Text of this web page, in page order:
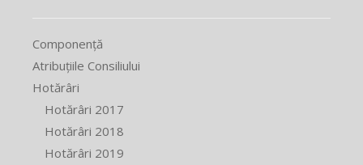
Componență
Atribuțiile Consiliului
Hotărâri
Hotărâri 2017
Hotărâri 2018
Hotărâri 2019